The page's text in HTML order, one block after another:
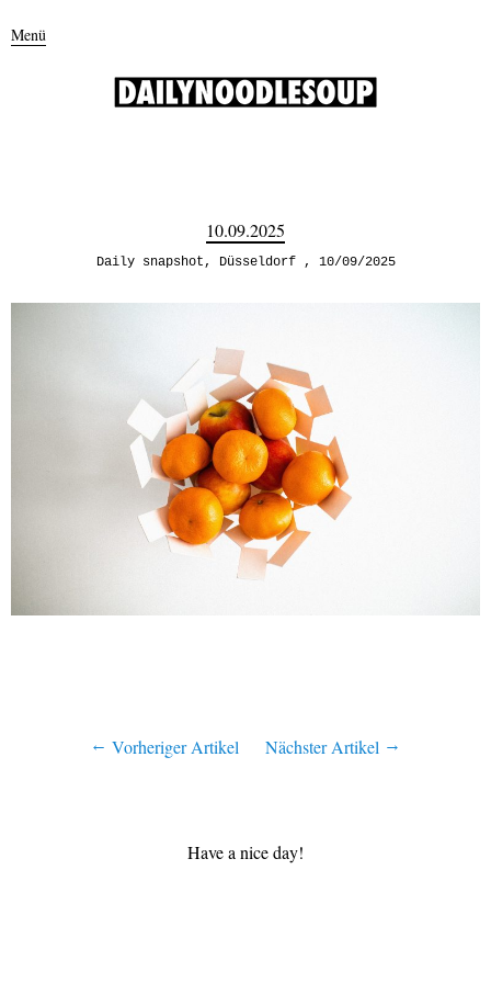
Menü
10.09.2025
Daily snapshot, Düsseldorf 10/09/2025
Vorheriger Artikel Nächster Artikel
Have a nice day!